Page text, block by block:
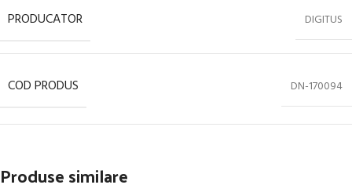
PRODUCATOR
DIGITUS
COD PRODUS DN-170094
Produse similare